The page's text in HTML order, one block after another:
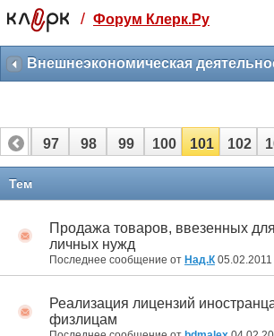
Святые угодники, Клерк
прекрасен:)
3 месяца
259
-10%
полгода
499 ₽
Отмена Оплатить
/ Форум Клерк.Ру
Внешнеэкономическая
96 97 98 99 100 101 102
116
Тем
Продажа товаров, ввезенных для
личных нужд
Последнее сообщение от Над.К 05.02.2011
Реализация лицензий
физлицам